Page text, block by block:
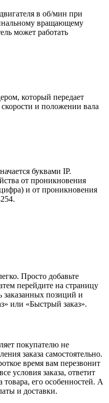
в об/мин при
вращающему
может работать
который передает
и положении вала
буквами IP.
от проникновения
и от проникновения
Просто добавьте
перейдите на страницу
заказанных позиций и
или «Быстрый заказ».
покупателю не
заказа самостоятельно.
время вам перезвонит
условия заказа, ответит
его особенностей. А
и доставки.